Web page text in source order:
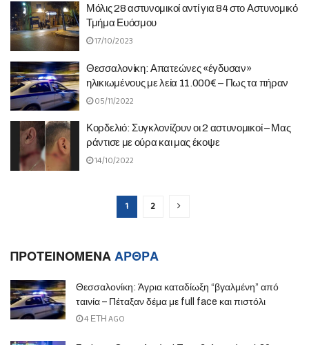
Μόλις 28 αστυνομικοί αντί για 84 στο Αστυνομικό
Τμήμα Ευόσμου
17/10/2023
Θεσσαλονίκη: Απατεώνες «έγδυσαν»
ηλικιωμένους με λεία 11.000€ – Πως τα πήραν
05/11/2022
Κορδελιό: Συγκλονίζουν οι 2 αστυνομικοί – Μας
ράντισε με ούρα και μας έκοψε
14/10/2022
1 2
ΠΡΟΤΕΙΝΟΜΕΝΑΑΡΘΡΑ
Θεσσαλονίκη: Άγρια καταδίωξη “βγαλμένη” από
ταινία – Πέταξαν δέμα με full face και πιστόλι
4 ΈΤΗ AGO